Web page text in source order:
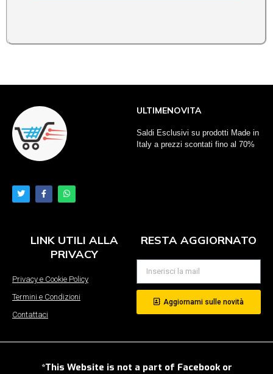
ULTIMENOVITA
Saldi Esclusivi su prodotti Made in
Italy a prezzi scontati fino al 70%
LINK UTILI ALLA
PRIVACY
Privacy e Cookie Policy
Termini e Condizioni
Contattaci
RESTA AGGIORNATO
Aggiornami sulle novità
*This Website is not a part of Facebook or